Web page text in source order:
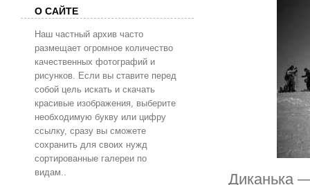
Диканька —
О САЙТЕ
Наш частный архив часто
размещает огромное количество
качественных фотографий и
рисунков. Если вы ставите перед
собой цель искать и скачать
красивые изображения, выберите
необходимую букву или цифру
ссылку, сразу вы сможете
сохранить для своих нужд
сортированные галереи по
видам..